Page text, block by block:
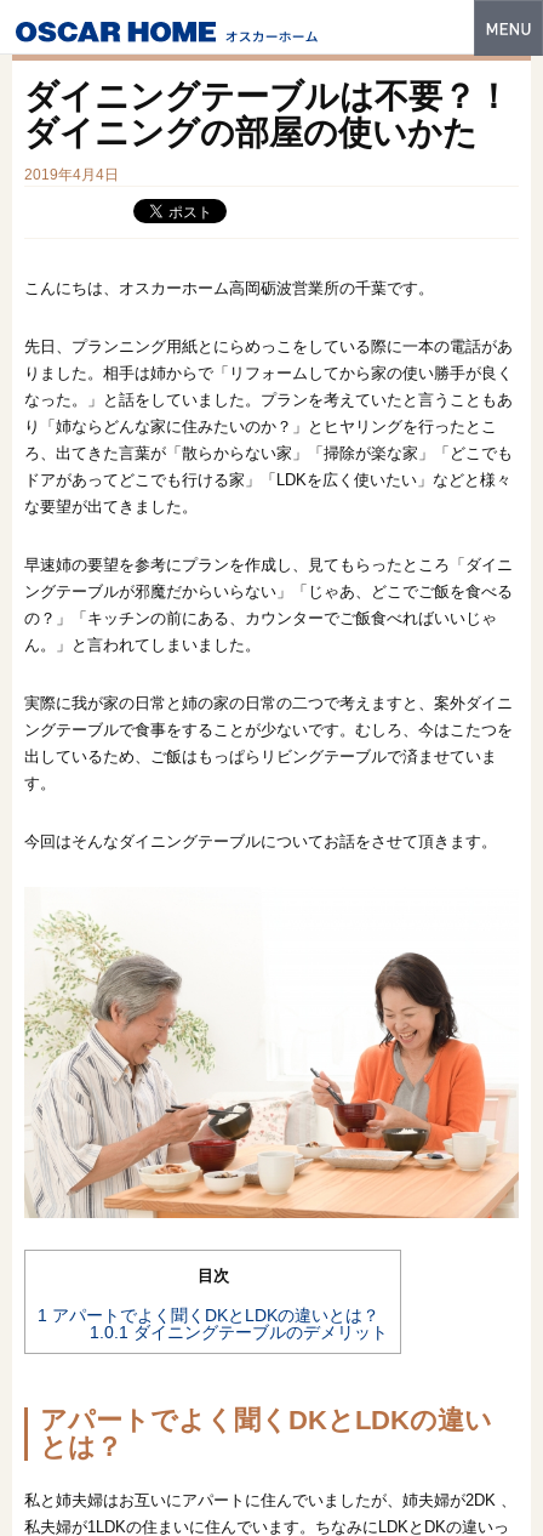
特長
イベント・モデルハウス
フォトギャラリー
販売中の物件
スマートセレクト
オンライン相談会
ダイニングテーブルは不要？！
ダイニングの部屋の使いかた
2019年4月4日
こんにちは、オスカーホーム高岡砺波営業所の千葉です。
先日、プランニング用紙とにらめっこをしている際に一本の電話があ
りました。相手は姉からで「リフォームしてから家の使い勝手が良く
なった。」と話をしていました。プランを考えていたと言うこともあ
り「姉ならどんな家に住みたいのか？」とヒヤリングを行ったとこ
ろ、出てきた言葉が「散らからない家」「掃除が楽な家」「どこでも
ドアがあってどこでも行ける家」「LDKを広く使いたい」などと様々
な要望が出てきました。
早速姉の要望を参考にプランを作成し、見てもらったところ「ダイニ
ングテーブルが邪魔だからいらない」「じゃあ、どこでご飯を食べる
の？」「キッチンの前にある、カウンターでご飯食べればいいじゃ
ん。」と言われてしまいました。
実際に我が家の日常と姉の家の日常の二つで考えますと、案外ダイニ
ングテーブルで食事をすることが少ないです。むしろ、今はこたつを
出しているため、ご飯はもっぱらリビングテーブルで済ませていま
す。
今回はそんなダイニングテーブルについてお話をさせて頂きます。
目次
1 アパートでよく聞くDKとLDKの違いとは？
1.0.1 ダイニングテーブルのデメリット
アパートでよく聞くDKとLDKの違い
とは？
私と姉夫婦はお互いにアパートに住んでいましたが、姉夫婦が2DK 、
私夫婦が1LDKの住まいに住んでいます。ちなみにLDKとDKの違いっ